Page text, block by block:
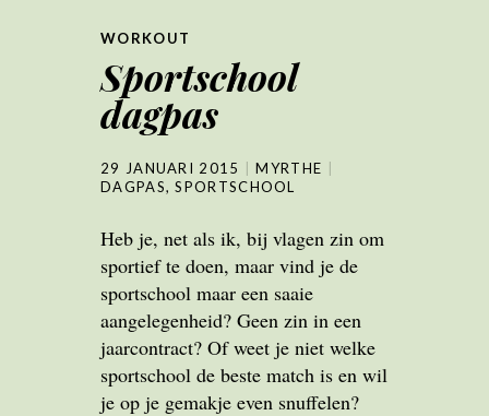
WORKOUT
Sportschool
dagpas
29 JANUARI 2015
MYRTHE
DAGPAS,SPORTSCHOOL
Heb je, net als ik, bij vlagen zin om
sportief te doen, maar vind je de
sportschool maar een saaie
aangelegenheid? Geen zin in een
jaarcontract? Of weet je niet welke
sportschool de beste match is en wil
je op je gemakje even snuffelen?